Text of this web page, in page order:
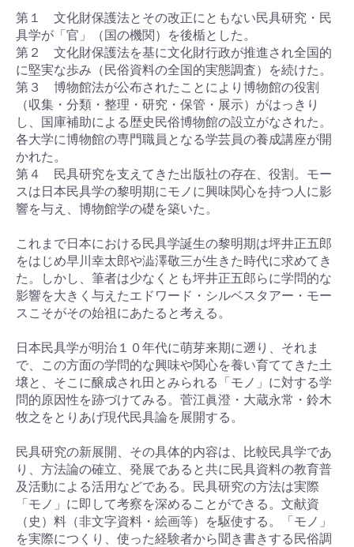
第１ 文化財保護法とその改正にともない民具研究・民
具学が「官」（国の機関）を後楯とした。
第２ 文化財保護法を基に文化財行政が推進され全国的
に堅実な歩み（民俗資料の全国的実態調査）を続けた。
第３ 博物館法が公布されたことにより博物館の役割
（収集・分類・整理・研究・保管・展示）がはっきり
し、国庫補助による歴史民俗博物館の設立がなされた。
各大学に博物館の専門職員となる学芸員の養成講座が開
かれた。
第４ 民具研究を支えてきた出版社の存在、役割。モー
スは日本民具学の黎明期にモノに興味関心を持つ人に影
響を与え、博物館学の礎を築いた。
これまで日本における民具学誕生の黎明期は坪井正五郎
をはじめ早川幸太郎や澁澤敬三が生きた時代に求めてき
た。しかし、筆者は少なくとも坪井正五郎らに学問的な
影響を大きく与えたエドワード・シルベスタアー・モー
スこそがその始祖にあたると考える。
日本民具学が明治１０年代に萌芽来期に遡り、それま
で、この方面の学問的な興味や関心を養い育ててきた土
壌と、そこに醸成され田とみられる「モノ」に対する学
問的原因性を跡づけてみる。菅江眞澄・大蔵永常・鈴木
牧之をとりあげ現代民具論を展開する。
民具研究の新展開、その具体的内容は、比較民具学であ
り、方法論の確立、発展であると共に民具資料の教育普
及活動による活用などである。民具研究の方法は実際
「モノ」に即して考察を深めることができる。文献資
（史）料（非文字資料・絵画等）を駆使する。「モノ」
を実際につくり、使った経験者から聞き書きする民俗調